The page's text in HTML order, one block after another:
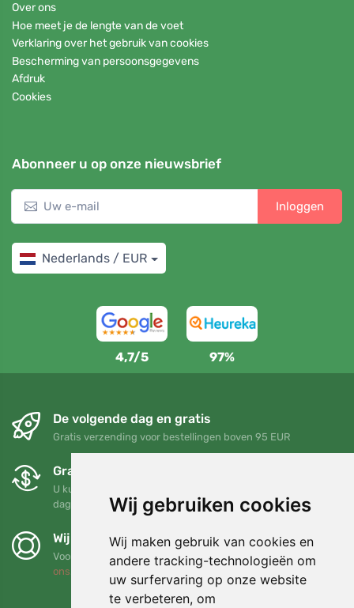
Wij gebruiken cookies
Wij maken gebruik van cookies en
andere tracking-technologieën om
uw surfervaring op onze website
te verbeteren, om
Over ons
Hoe meet je de lengte van de voet
Verklaring over het gebruik van cookies
Bescherming van persoonsgegevens
Afdruk
Cookies
Abonneer u op onze nieuwsbrief
Inloggen
Nederlands / EUR
4,7/5 97%
De volgende dag en gratis
Gratis verzending voor bestellingen boven 95 EUR
Gratis ruilen en retourneren
U kunt uw bestelling op elk gewenst moment binnen 90
dagen retourneren of ruilen
Wij steunen Trees.org
Voor elke bestelling planten we een boom! Lees meer Over
ons